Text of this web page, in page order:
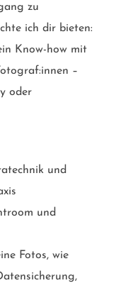
zu
ich dir bieten:
Know-how mit
–
oder
und
und
Fotos, wie